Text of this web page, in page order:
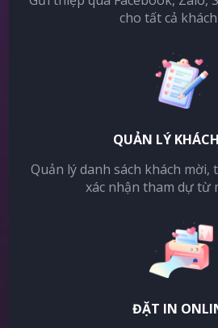
cho tất cả
QUẢN LÝ
Quản lý danh sách khách mời,
xác nhận tham dự từ
ĐẶT IN